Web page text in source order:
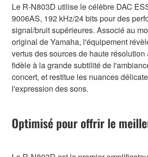
Le R-N803D utilise le célèbre DAC
9006AS, 192 kHz/24 bits pour des
signal/bruit supérieures. Associé au
original de Yamaha, l'équipement
vertus des sources de haute
fidèle à la grande subtilité de
concert, et restitue les nuances
l'expression des sons.
Optimisé pour offrir le